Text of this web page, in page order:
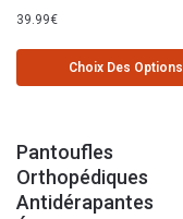
39.99€
Choix Des Options
Pantoufles
Orthopédiques
Antidérapantes